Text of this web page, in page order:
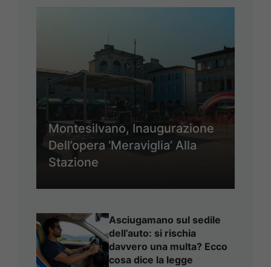
Montesilvano, Inaugurazione
Dell’opera ‘Meraviglia’ Alla
Stazione
Asciugamano sul sedile
dell’auto: si rischia
davvero una multa? Ecco
cosa dice la legge